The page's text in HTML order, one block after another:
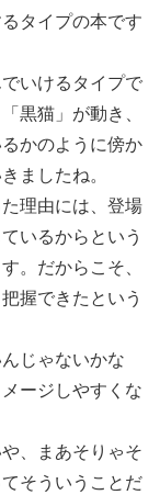
タイプの本です
いけるタイプで
黒猫」が動き、
かのように傍か
ましたね。
理由には、登場
いるからという
。だからこそ、
握できたという
じゃないかな
ージしやすくな
、まあそりゃそ
そういうことだ